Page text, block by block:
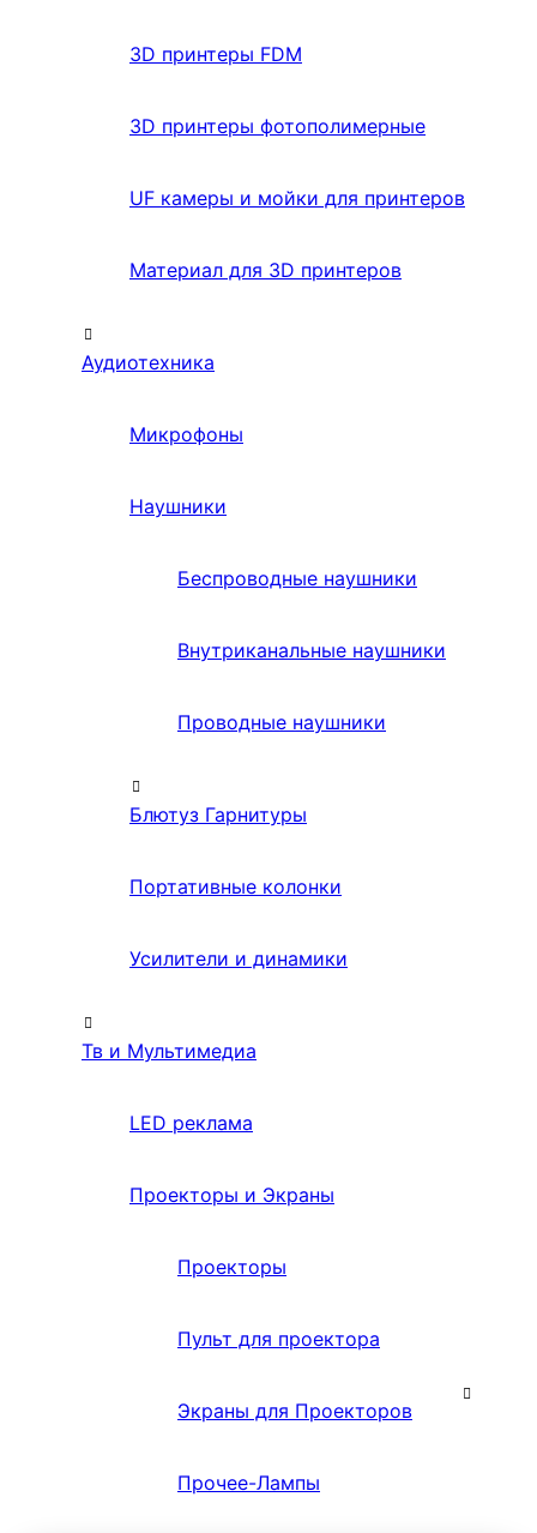
3D принтеры FDM
3D принтеры фотополимерные
UF камеры и мойки для принтеров
Материал для 3D принтеров
Аудиотехника
Микрофоны
Наушники
Беспроводные наушники
Внутриканальные наушники
Проводные наушники
Блютуз Гарнитуры
Портативные колонки
Усилители и динамики
Тв и Мультимедиа
LED реклама
Проекторы и Экраны
Проекторы
Пульт для проектора
Экраны для Проекторов
Прочее-Лампы